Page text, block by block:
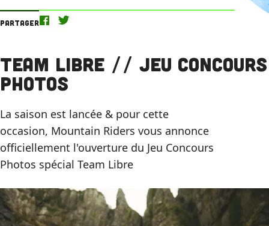
Partager
Team Libre // Jeu Concours
Photos
La saison est lancée & pour cette
occasion, Mountain Riders vous annonce
officiellement l'ouverture du Jeu Concours
Photos spécial Team Libre